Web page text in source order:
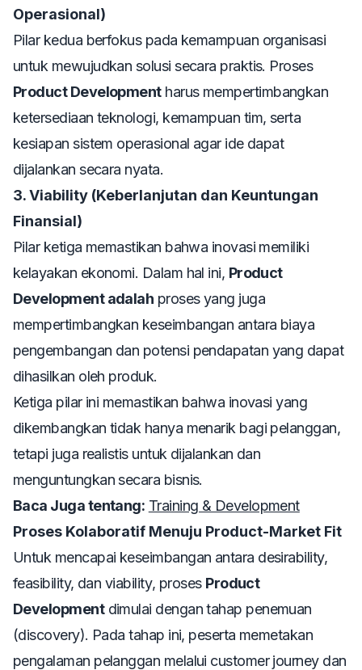
Operasional)
Pilar kedua berfokus pada kemampuan organisasi
untuk mewujudkan solusi secara praktis. Proses
Product Developmentharus mempertimbangkan
ketersediaan teknologi, kemampuan tim, serta
kesiapan sistem operasional agar ide dapat
dijalankan secara nyata.
3. Viability (Keberlanjutan dan Keuntungan
Finansial)
Pilar ketiga memastikan bahwa inovasi memiliki
kelayakan ekonomi. Dalam hal ini, Product
Development adalah proses yang juga
mempertimbangkan keseimbangan antara biaya
pengembangan dan potensi pendapatan yang dapat
dihasilkan oleh produk.
Ketiga pilar ini memastikan bahwa inovasi yang
dikembangkan tidak hanya menarik bagi pelanggan,
tetapi juga realistis untuk dijalankan dan
menguntungkan secara bisnis.
Baca Juga tentang: Training & Development
Proses Kolaboratif Menuju Product-Market Fit
Untuk mencapai keseimbangan antara desirability,
feasibility, dan viability, proses Product
Developmentdimulai dengan tahap penemuan
(discovery). Pada tahap ini, peserta memetakan
pengalaman pelanggan melalui customer journeydan